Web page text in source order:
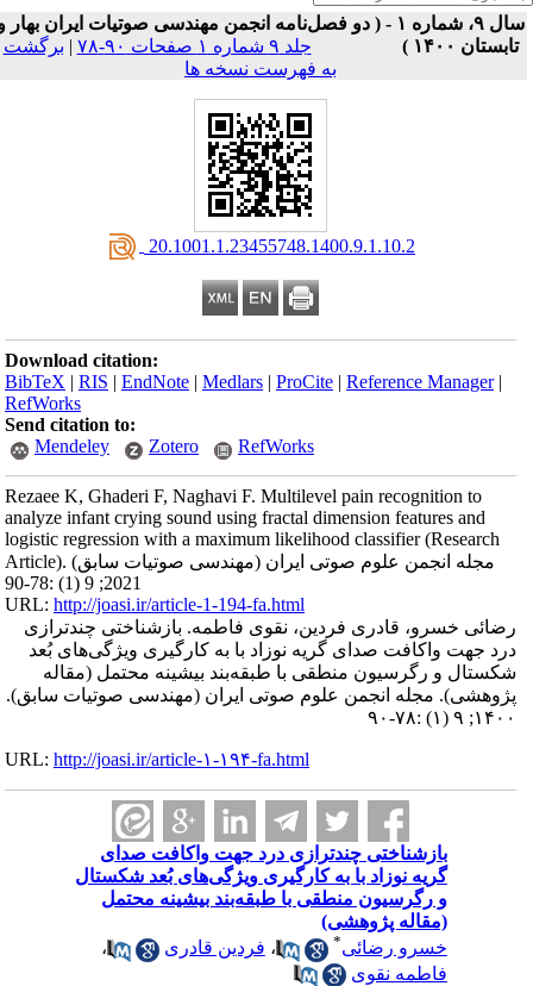
سال ۹، شماره ۱ - ( دو فصل‌نامه انجمن مهندسی صوتیات ايران بهار و
تابستان ۱۴۰۰ )
جلد ۹ شماره ۱ صفحات ۹۰-۷۸ | برگشت
به فهرست نسخه ها
‎ 20.1001.1.23455748.1400.9.1.10.2
Download citation:
BibTeX |RIS |EndNote |Medlars |ProCite |Reference Manager
RefWorks
Send citation to:
Mendeley
Zotero RefWorks
Rezaee K, Ghaderi F, Naghavi F. Multilevel pain recognition to
analyze infant crying sound using fractal dimension features and
logistic regression with a maximum likelihood classifier (Research
Article). مجله انجمن علوم صوتی ایران (مهندسی صوتیات سابق)
2021; 9 (1) :78-90
URL:http://joasi.ir/article-1-194-fa.html
رضائی خسرو، قادری فردین، نقوی فاطمه. بازشناختی چندترازی
درد جهت واکافت صدای گریه نوزاد با به کارگیری ویژگی‌های بُعد
شکستال و رگرسیون منطقی با طبقه‌بند بیشینه محتمل (مقاله
پژوهشی). مجله انجمن علوم صوتی ایران (مهندسی صوتیات سابق).
۱۴۰۰; ۹ (۱) :۷۸-۹۰
URL:http://joasi.ir/article-۱-۱۹۴-fa.html
بازشناختی چندترازی درد جهت واکافت صدای
گریه نوزاد با به کارگیری ویژگی‌های بُعد شکستال
و رگرسیون منطقی با طبقه‌بند بیشینه محتمل
(مقاله پژوهشی)
خسرو رضائی
،فردین قادری
،
فاطمه نقوی